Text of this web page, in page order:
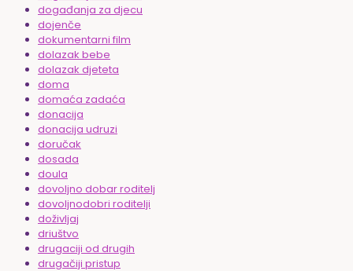
događanja za djecu
dojenče
dokumentarni film
dolazak bebe
dolazak djeteta
doma
domaća zadaća
donacija
donacija udruzi
doručak
dosada
doula
dovoljno dobar roditelj
dovoljnodobri roditelji
doživljaj
driuštvo
drugaciji od drugih
drugačiji pristup